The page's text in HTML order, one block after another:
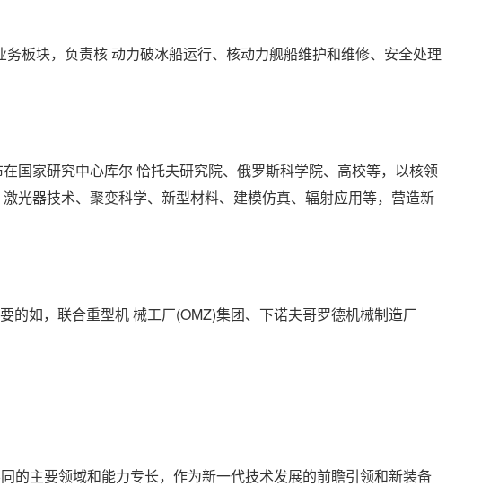
板块，负责核 动力破冰船运行、核动力舰船维护和维修、安全处理
国家研究中心库尔 恰托夫研究院、俄罗斯科学院、高校等，以核领
光器技术、聚变科学、新型材料、建模仿真、辐射应用等，营造新
如，联合重型机 械工厂(OMZ)集团、下诺夫哥罗德机械制造厂
的主要领域和能力专长，作为新一代技术发展的前瞻引领和新装备